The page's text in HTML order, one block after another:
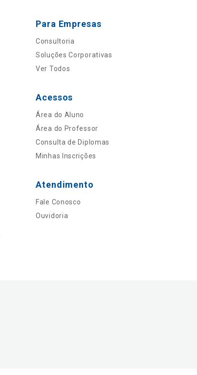
Para Empresas
Consultoria
Soluções Corporativas
Ver Todos
Acessos
Área do Aluno
Área do Professor
Consulta de Diplomas
Minhas Inscrições
Atendimento
Fale Conosco
Ouvidoria